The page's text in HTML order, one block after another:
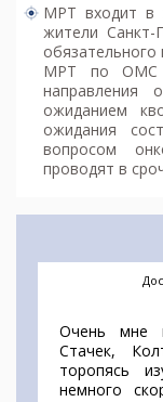
МРТ входит в
жители Санкт-
обязательного
МРТ по ОМС
направления
ожиданием
ожидания
вопросом
проводят в
Очень мне
Стачек,
торопясь
немного